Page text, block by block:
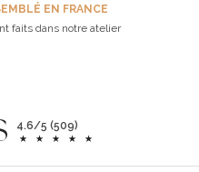
EN FRANCE
faits dans notre atelier
4.6/5 (509)